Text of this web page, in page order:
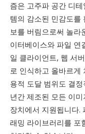
즘은 고주파 공간 디
템의 감소된 민감도를
보를 버림으로써 놀라
이터베이스와 파일 연
일 클라이언트, 웹 서
로 인식하고 올바르게
용적 도달 범위도 결
년간 제조된 모든 이
장치에서 지원됩니다.
래밍 라이브러리를 포